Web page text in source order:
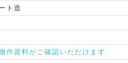
ト造
件資料がご確認いただけます